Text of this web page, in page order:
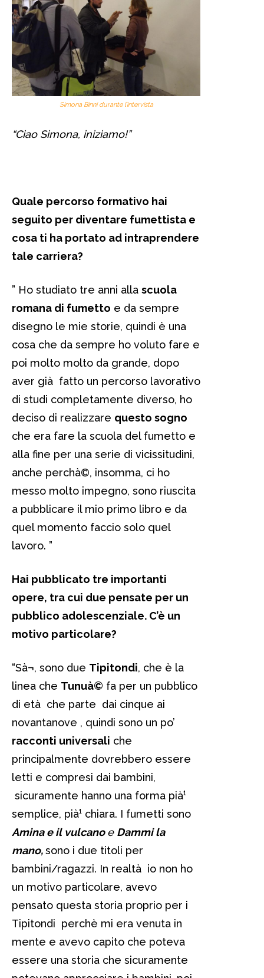
Simona Binni durante l’intervista
“Ciao Simona, iniziamo!”
Quale percorso formativo hai
seguito per diventare fumettista e
cosa ti ha portato ad intraprendere
tale carriera?
” Ho studiato tre anni alla scuola
romana di fumetto e da sempre
disegno le mie storie, quindi è una
cosa che da sempre ho voluto fare e
poi molto molto da grande, dopo
aver già fatto un percorso lavorativo
di studi completamente diverso, ho
deciso di realizzare questo sogno
che era fare la scuola del fumetto e
alla fine per una serie di vicissitudini,
anche perchà©, insomma, ci ho
messo molto impegno, sono riuscita
a pubblicare il mio primo libro e da
quel momento faccio solo quel
lavoro. ”
Hai pubblicato tre importanti
opere, tra cui due pensate per un
pubblico adolescenziale. C’è un
motivo particolare?
“Sà¬, sono due Tipitondi, che è la
linea che Tunuà© fa per un pubblico
di età che parte dai cinque ai
novantanove , quindi sono un po’
racconti universali che
principalmente dovrebbero essere
letti e compresi dai bambini,
sicuramente hanno una forma pià¹
semplice, pià¹ chiara. I fumetti sono
Amina e il vulcanoe Dammi la
mano,sono i due titoli per
bambini/ragazzi. In realtà io non ho
un motivo particolare, avevo
pensato questa storia proprio per i
Tipitondi perchè mi era venuta in
mente e avevo capito che poteva
essere una storia che sicuramente